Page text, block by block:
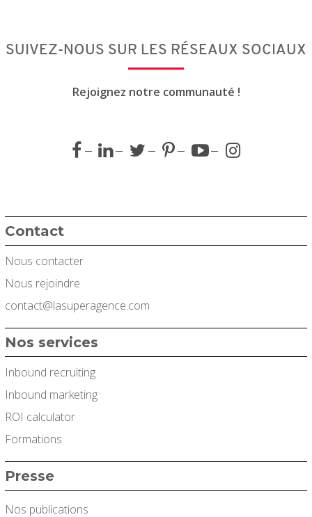
SUIVEZ-NOUS SUR LES RÉSEAUX SOCIAUX
Rejoignez notre communauté !
Contact
Nous contacter
Nous rejoindre
contact@lasuperagence.com
Nos services
Inbound recruiting
Inbound marketing
ROI calculator
Formations
Presse
Nos publications